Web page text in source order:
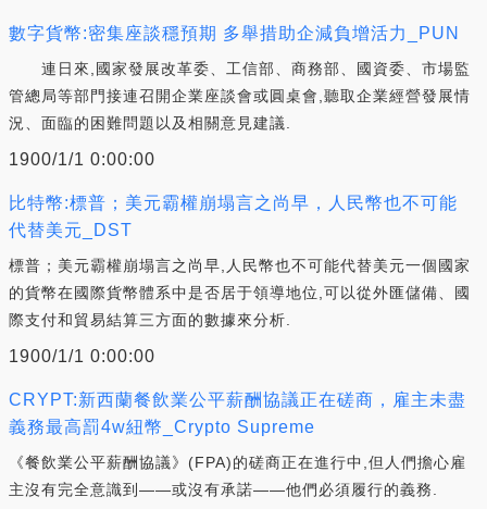
數字貨幣:密集座談穩預期 多舉措助企減負增活力_PUN
連日來,國家發展改革委、工信部、商務部、國資委、市場監
管總局等部門接連召開企業座談會或圓桌會,聽取企業經營發展情
況、面臨的困難問題以及相關意見建議.
1900/1/1 0:00:00
比特幣:標普；美元霸權崩塌言之尚早，人民幣也不可能
代替美元_DST
標普；美元霸權崩塌言之尚早,人民幣也不可能代替美元一個國家
的貨幣在國際貨幣體系中是否居于領導地位,可以從外匯儲備、國
際支付和貿易結算三方面的數據來分析.
1900/1/1 0:00:00
CRYPT:新西蘭餐飲業公平薪酬協議正在磋商，雇主未盡
義務最高罰4w紐幣_Crypto Supreme
《餐飲業公平薪酬協議》(FPA)的磋商正在進行中,但人們擔心雇
主沒有完全意識到——或沒有承諾——他們必須履行的義務.